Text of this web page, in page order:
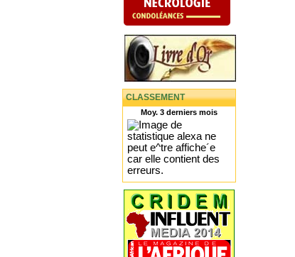
CLASSEMENT
Moy. 3 derniers mois